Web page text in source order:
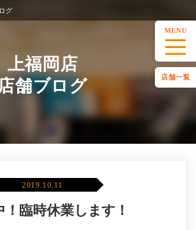
グ
MENU
店舗一覧
上福岡店
店舗ブログ
2019.10.11
！臨時休業します！